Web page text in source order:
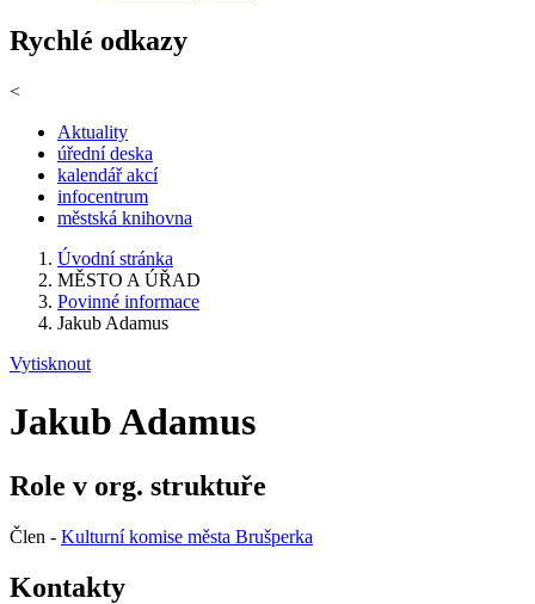
Rychlé odkazy
<
Aktuality
úřední deska
kalendář akcí
infocentrum
městská knihovna
Úvodní stránka
MĚSTO A ÚŘAD
Povinné informace
Jakub Adamus
Vytisknout
Jakub Adamus
Role v org. struktuře
Člen - Kulturní komise města Brušperka
Kontakty